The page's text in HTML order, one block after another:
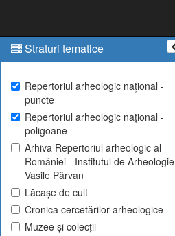
Straturi tematice
Repertoriul arheologic național -
puncte
Repertoriul arheologic național -
poligoane
Arhiva Repertoriul arheologic al
României - Institutul de Arheologie
Vasile Pârvan
Lăcașe de cult
Cronica cercetărilor arheologice
Muzee și colecții